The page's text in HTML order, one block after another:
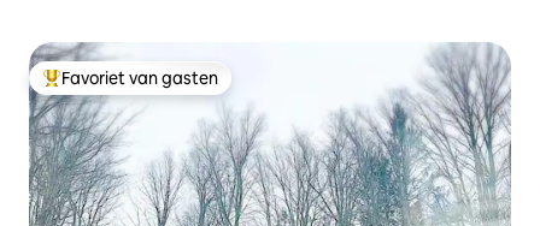
Topfavoriet van gasten
Favoriet van gasten